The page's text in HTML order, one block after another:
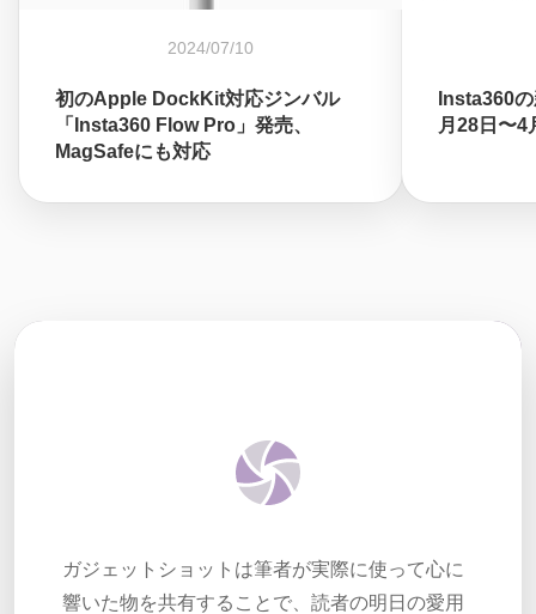
2024/07/10
初のApple DockKit対応ジンバル
「Insta360 Flow Pro」発売、
MagSafeにも対応
Insta360
月28日〜4
ガジェットショットは筆者が実際に使って心に
響いた物を共有することで、読者の明日の愛用